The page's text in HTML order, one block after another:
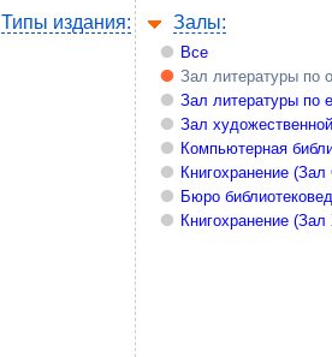
Типы издания: Залы:
Все
Зал литературы по
Зал литературы по
Зал
Компьютерная
Книгохранение
Бюро
Книгохранение